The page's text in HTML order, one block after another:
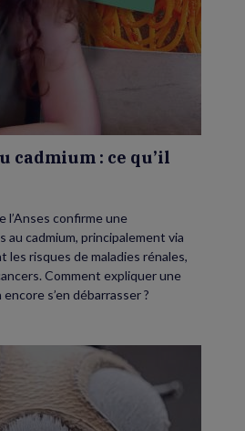
Contamination
au
cadmium :
ce
savoir
cadmium : ce qu’il
l’Anses confirme une
au cadmium, principalement via
les risques de maladies rénales,
Comment expliquer une
s’en débarrasser ?